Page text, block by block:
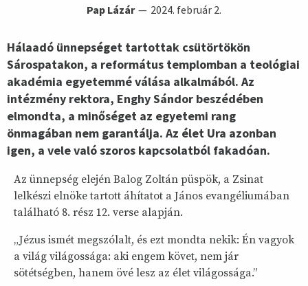
Pap Lázár 2024. február 2.
Hálaadó ünnepséget tartottak csütörtökön
Sárospatakon, a református templomban a teológiai
akadémia egyetemmé válása alkalmából. Az
intézmény rektora, Enghy Sándor beszédében
elmondta, a minőséget az egyetemi rang
önmagában nem garantálja. Az élet Ura azonban
igen, a vele való szoros kapcsolatból fakadóan.
Az ünnepség elején Balog Zoltán püspök, a Zsinat
lelkészi elnöke tartott áhítatot a János evangéliumában
található 8. rész 12. verse alapján.
„Jézus ismét megszólalt, és ezt mondta nekik: Én vagyok
a világ világossága: aki engem követ, nem jár
sötétségben, hanem övé lesz az élet világossága.”